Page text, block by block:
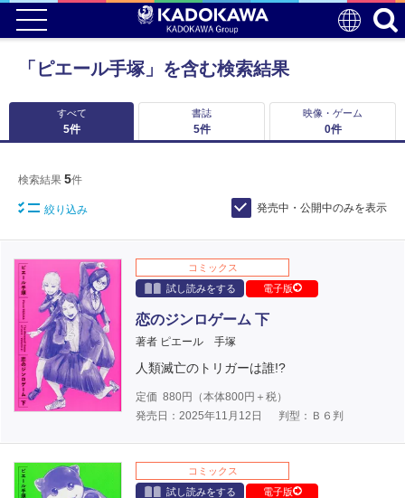
「ピエール手塚」を含む検索結果
すべて
5件
書誌
5件
映像・ゲーム
0件
検索結果 5件
絞り込み 発売中・公開中のみを表示
コミックス
試し読みをする
電子版
恋のジンロゲーム 下
著者 ピエール 手塚
人類滅亡のトリガーは誰!?
定価 880円（本体800円＋税）
発売日：2025年11月12日
判型：Ｂ６判
コミックス
試し読みをする
電子版